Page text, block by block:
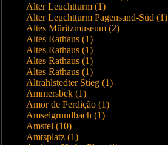
Alter Leuchtturm (1)
Alter Leuchtturm Pagensand-Süd (1)
Altes Müritzmuseum (2)
Altes Rathaus (1)
Altes Rathaus (1)
Altes Rathaus (1)
Altes Rathaus (1)
Altrahlstedter Stieg (1)
Ammersbek (1)
Amor de Perdição (1)
Amselgrundbach (1)
Amstel (10)
Amtsplatz (1)